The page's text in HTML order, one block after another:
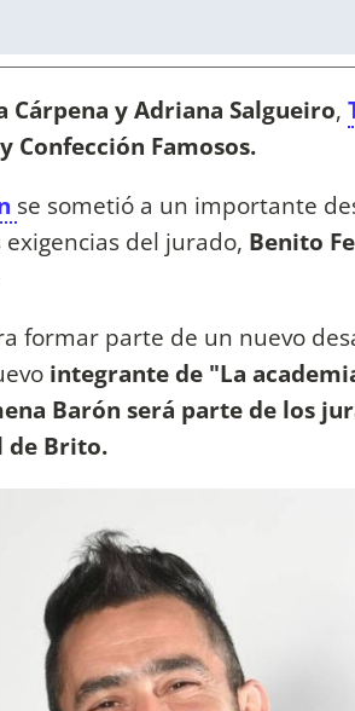
Cárpena y Adriana Salgueiro,
Confección Famosos.
se sometió a un importante
del jurado, Benito
formar parte de un nuevo
integrante de "La
Barón será parte de los
de Brito.